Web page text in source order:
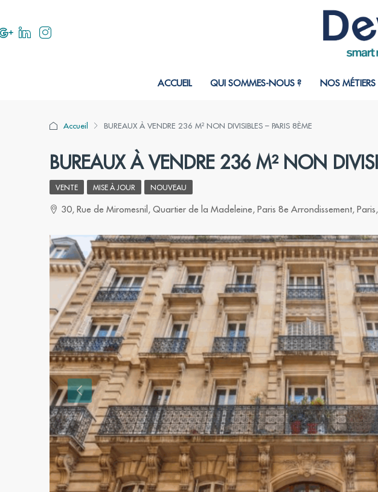
ACCUEIL QUI SOMMES-NOUS ? NOS MÉTIERS
Accueil BUREAUX À VENDRE 236 M² NON DIVISIBLES – PARIS 8ÈME
BUREAUX À VENDRE 236 M² NON
VENTE MISE À JOUR NOUVEAU
30, Rue de Miromesnil, Quartier de la Madeleine, Paris 8e Arrondissement,